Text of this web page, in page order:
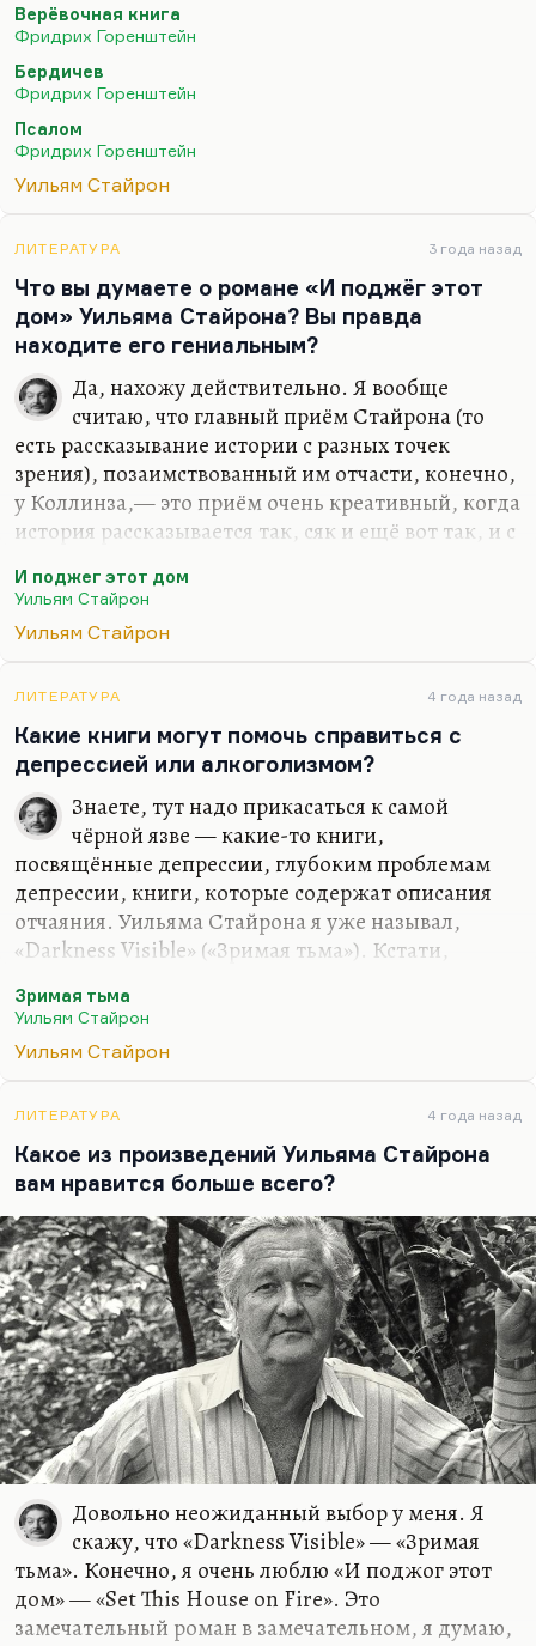
того, что написал Горенштейн. Во всяком случае
на меня оно как-то сильнее всего подействовало
и, рискну сказать, повлияло. Кроме того,
конечно, «Место», хотя бы третью и четвёртую
книгу. Конечно, я думаю, «Попутчиков».
А потом, сейчас, знаете, такое вот несколько
Верёвочная книга
Фридрих Горенштейн
Бердичев
Фридрих Горенштейн
Псалом
Фридрих Горенштейн
Уильям Стайрон
ЛИТЕРАТУРА 3 года назад
Что вы думаете о романе «И поджёг этот
дом» Уильяма Стайрона? Вы правда
находите его гениальным?
Да, нахожу действительно. Я вообще
считаю, что главный приём Стайрона (то
есть рассказывание истории с разных точек
зрения), позаимствованный им отчасти, конечно,
у Коллинза,— это приём очень креативный, когда
история рассказывается так, сяк и ещё вот так, и с
поджёг этот дом» — это роман очень непростой.
Это роман, который, казалось бы, рассказывает о
развратнике и, в общем, совершенно
герой романа, конечно, не Мейсон, а главный
герой романа — Касс Кинсовинг. И интересно не
то, что происходит с развратником, а то, что
происходит с человеком, который склонен
оправдывать себя чужой мерзостью. На фоне…
И поджег этот дом
Уильям Стайрон
Уильям Стайрон
ЛИТЕРАТУРА 4 года назад
Какие книги могут помочь справиться с
депрессией или алкоголизмом?
Знаете, тут надо прикасаться к самой
чёрной язве — какие-то книги,
посвящённые депрессии, глубоким проблемам
депрессии, книги, которые содержат описания
отчаяния. Уильяма Стайрона я уже называл,
«Darkness Visible» («Зримая тьма»). Кстати,
ситуациях, потому что начинаешь понимать, что
твои проблемы — фуфло.
Зримая тьма
Уильям Стайрон
Уильям Стайрон
ЛИТЕРАТУРА 4 года назад
Какое из произведений Уильяма Стайрона
вам нравится больше всего?
Довольно неожиданный выбор у меня. Я
скажу, что «Darkness Visible» — «Зримая
тьма». Конечно, я очень люблю «И поджог этот
дом» — «Set This House on Fire». Это
замечательный роман в замечательном, я думаю,